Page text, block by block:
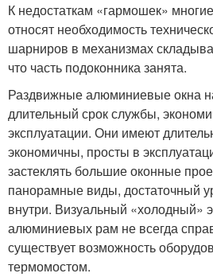
К недостаткам «гармошек»
относят необходимость
шарниров в механизмах
что часть подоконника занята.
Раздвижные алюминиевые окна
длительный срок службы,
эксплуатации. Они имеют
экономичны, просты в
застеклять большие оконные
панорамные виды, достаточный
внутри. Визуальный «холодный»
алюминиевых рам не всегда
существует возможность
термомостом.